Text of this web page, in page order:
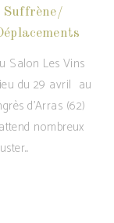
Suffrène
Salon Les Vins
du 29 avril au
d'Arras (62)
nombreux